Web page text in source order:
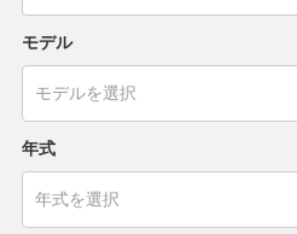
モデル
年式